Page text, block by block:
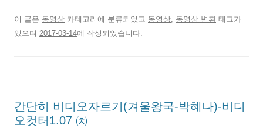
이 글은 동영상 카테고리에 분류되었고 동영상, 동영상 변환 태그가
있으며 2017-03-14에 작성되었습니다.
간단히 비디오자르기(겨울왕국-박혜나)-비디
오컷터1.07 ㈉